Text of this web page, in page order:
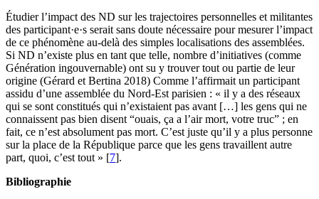
Étudier l’impact des ND sur les trajectoires personnelles et militantes
des participant·e·s serait sans doute nécessaire pour mesurer l’impact
de ce phénomène au-delà des simples localisations des assemblées.
Si ND n’existe plus en tant que telle, nombre d’initiatives (comme
Génération ingouvernable) ont su y trouver tout ou partie de leur
origine (Gérard et Bertina 2018) Comme l’affirmait un participant
assidu d’une assemblée du Nord-Est parisien : « il y a des réseaux
qui se sont constitués qui n’existaient pas avant […] les gens qui ne
connaissent pas bien disent “ouais, ça a l’air mort, votre truc” ; en
fait, ce n’est absolument pas mort. C’est juste qu’il y a plus personne
sur la place de la République parce que les gens travaillent autre
part, quoi, c’est tout » [7].
Bibliographie